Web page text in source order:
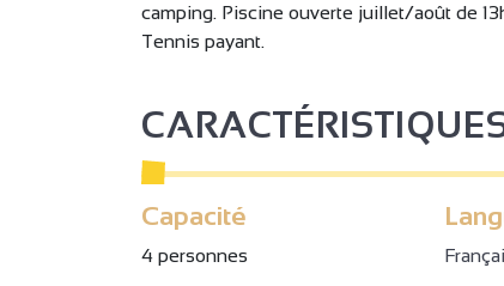
camping. Piscine ouverte juillet/août de
Tennis payant.
Capacité
4 personnes